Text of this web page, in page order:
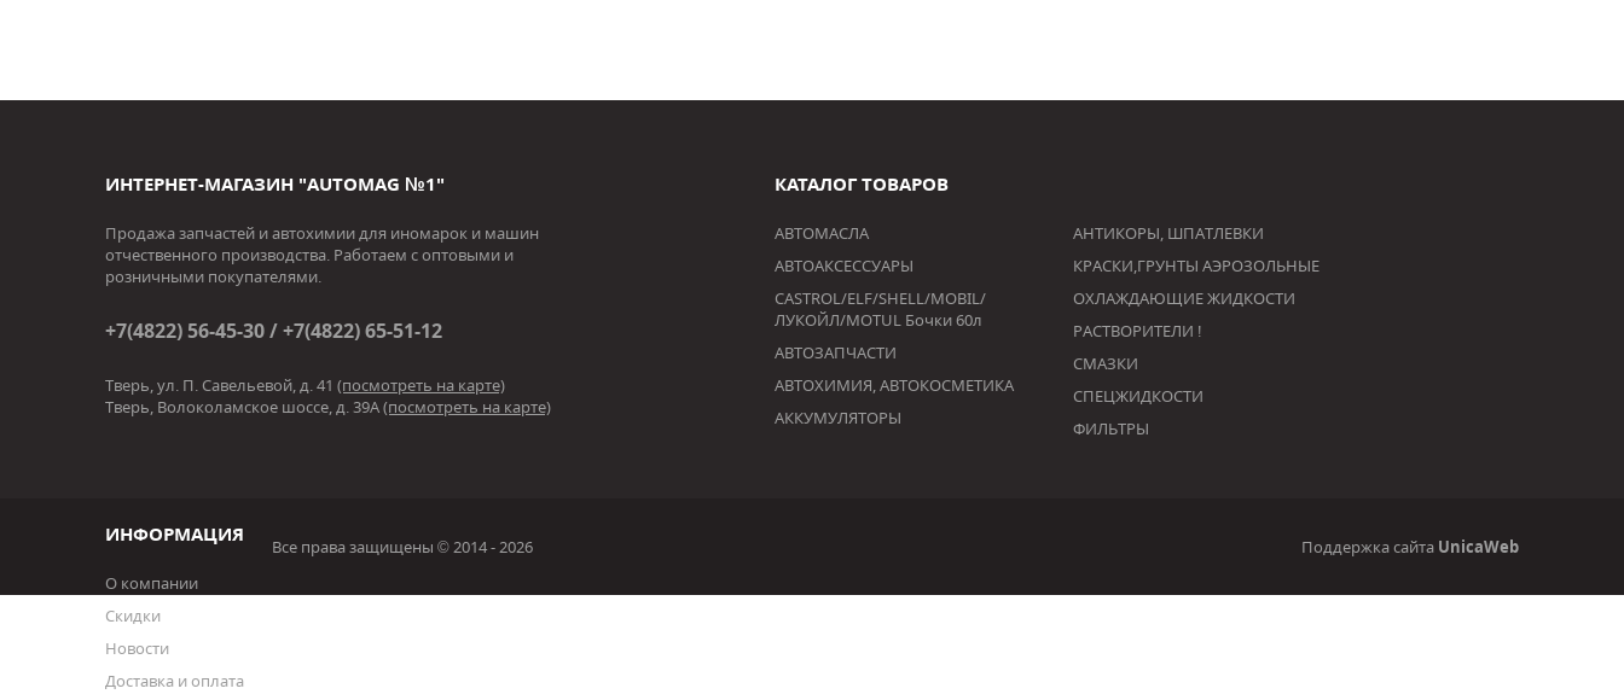
ИНТЕРНЕТ-МАГАЗИН "AUTOMAG №1"
Продажа запчастей и автохимии для иномарок и машин
отчественного производства. Работаем с оптовыми и
розничными покупателями.
+7(4822) 56-45-30 / +7(4822) 65-51-12
Тверь, ул. П. Савельевой, д. 41 (посмотреть на карте)
Тверь, Волоколамское шоссе, д. 39А(посмотреть на карте)
КАТАЛОГ ТОВАРОВ
АВТОМАСЛА
АВТОАКСЕССУАРЫ
CASTROL/ELF/SHELL/MOBIL/
ЛУКОЙЛ/MOTUL Бочки 60л
АВТОЗАПЧАСТИ
АВТОХИМИЯ, АВТОКОСМЕТИКА
АККУМУЛЯТОРЫ
АНТИКОРЫ, ШПАТЛЕВКИ
КРАСКИ,ГРУНТЫ АЭРОЗОЛЬНЫЕ
ОХЛАЖДАЮЩИЕ ЖИДКОСТИ
РАСТВОРИТЕЛИ !
СМАЗКИ
СПЕЦЖИДКОСТИ
ФИЛЬТРЫ
ИНФОРМАЦИЯ
О компании
Скидки
Новости
Доставка и оплата
Все права защищены © 2014 - 2026 Поддержка сайта UnicaWeb